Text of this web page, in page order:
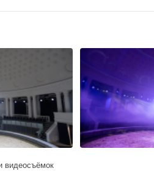
видеосъёмок